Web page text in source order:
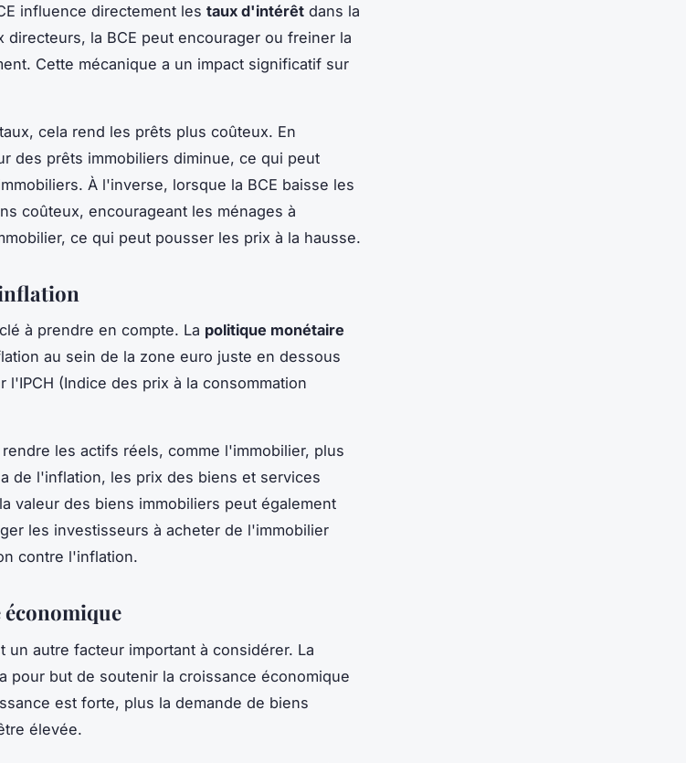
influence directement les taux d'intérêt dans la
directeurs, la BCE peut encourager ou freiner la
Cette mécanique a un impact significatif sur
cela rend les prêts plus coûteux. En
des prêts immobiliers diminue, ce qui peut
À l'inverse, lorsque la BCE baisse les
coûteux, encourageant les ménages à
ce qui peut pousser les prix à la hausse.
à prendre en compte. La politique monétaire
au sein de la zone euro juste en dessous
l'IPCH (Indice des prix à la consommation
les actifs réels, comme l'immobilier, plus
de l'inflation, les prix des biens et services
valeur des biens immobiliers peut également
les investisseurs à acheter de l'immobilier
contre l'inflation.
économique
un autre facteur important à considérer. La
pour but de soutenir la croissance économique
est forte, plus la demande de biens
élevée.